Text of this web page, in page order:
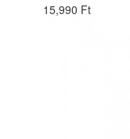
15,990 Ft